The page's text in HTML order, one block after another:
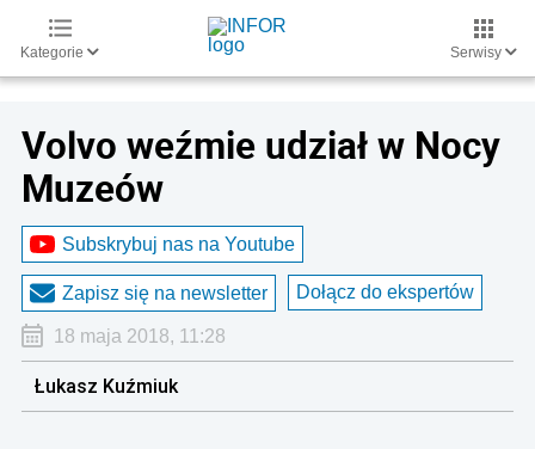
Kategorie Serwisy
Volvo weźmie udział w Nocy
Muzeów
Subskrybuj nas na Youtube
Zapisz się na newsletter Dołącz do ekspertów
18 maja 2018, 11:28
Łukasz Kuźmiuk